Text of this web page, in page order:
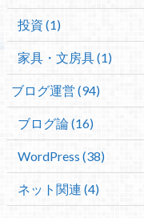
投資 (1)
家具・文房具 (1)
ブログ運営 (94)
ブログ論 (16)
WordPress (38)
ネット関連 (4)